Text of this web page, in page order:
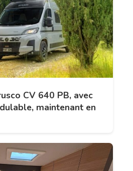
CV 640 PB, avec
maintenant en